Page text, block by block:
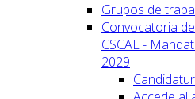
Grupos de
Convocatoria
CSCAE -
2029